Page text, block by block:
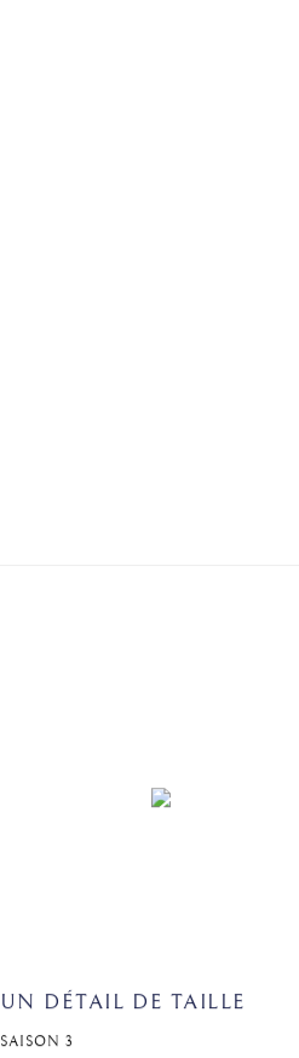
UN DÉTAIL DE TAILLE
SAISON 3